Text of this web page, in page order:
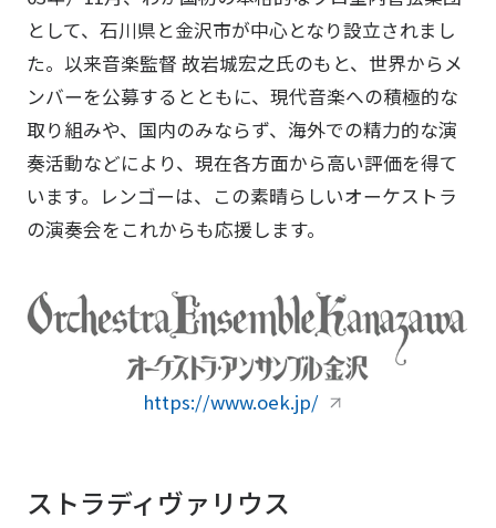
として、石川県と金沢市が中心となり設立されまし
た。以来音楽監督 故岩城宏之氏のもと、世界からメ
ンバーを公募するとともに、現代音楽への積極的な
取り組みや、国内のみならず、海外での精力的な演
奏活動などにより、現在各方面から高い評価を得て
います。レンゴーは、この素晴らしいオーケストラ
の演奏会をこれからも応援します。
https://www.oek.jp/
ストラディヴァリウス